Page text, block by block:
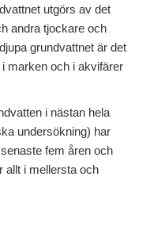
utgörs av det
andra tjockare och
grundvattnet är det
marken och i akvifärer
i nästan hela
undersökning) har
fem åren och
allt i mellersta och